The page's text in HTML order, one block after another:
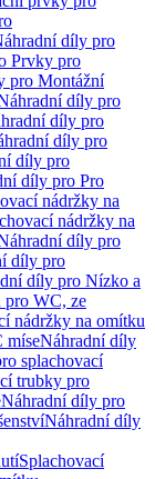
díly pro
Prvky pro
pro Montážní
díly pro
díly pro
díly pro
díly pro
díly pro Pro
nádržky na
nádržky na
díly pro
díly pro
díly pro Nízko a
pro WC, ze
nádržky na omítku
míseNáhradní díly
splachovací
trubky pro
Náhradní díly pro
Náhradní díly
Splachovací